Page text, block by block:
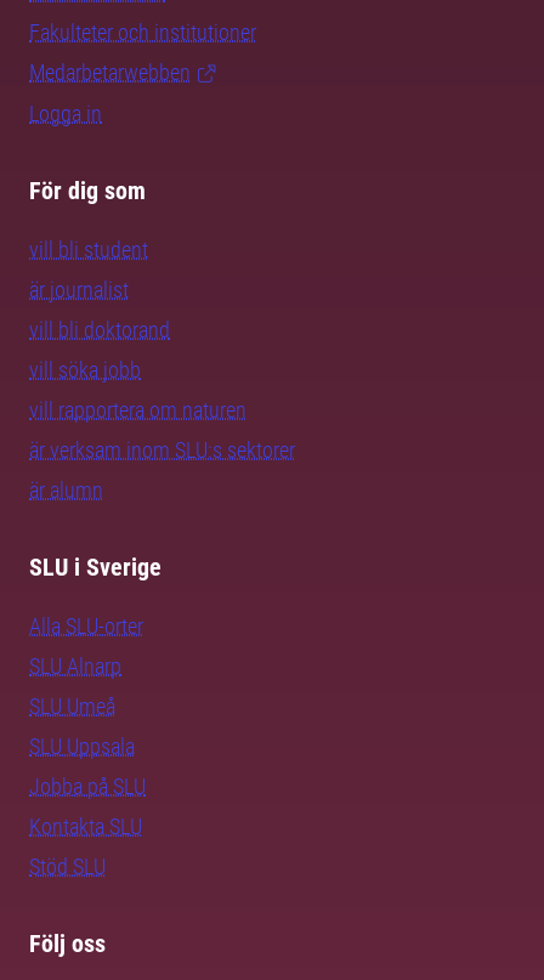
Fakulteter och institutioner
Medarbetarwebben
Logga in
För dig som
vill bli student
är journalist
vill bli doktorand
vill söka jobb
vill rapportera om naturen
är verksam inom SLU:s sektorer
är alumn
SLU i Sverige
Alla SLU-orter
SLU Alnarp
SLU Umeå
SLU Uppsala
Jobba på SLU
Kontakta SLU
Stöd SLU
Följ oss